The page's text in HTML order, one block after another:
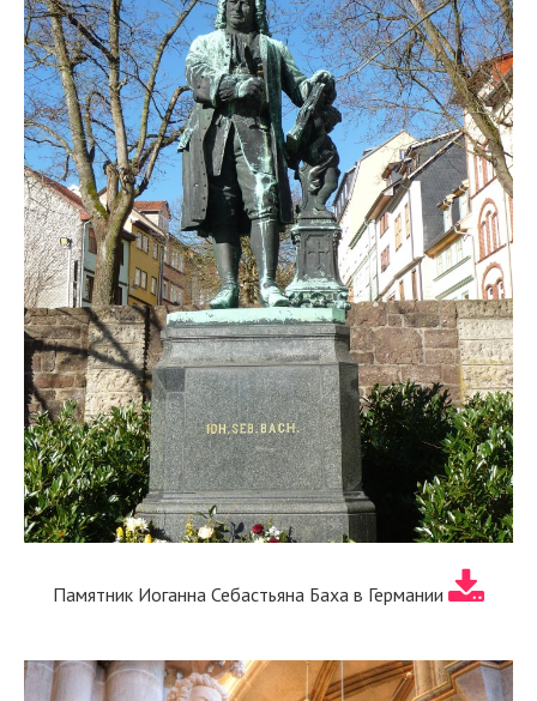
Памятник Иоганна Себастьяна Баха в Германии